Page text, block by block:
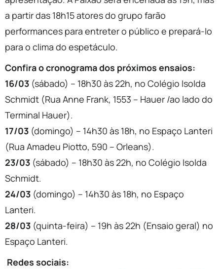
a partir das 18h15 atores do grupo farão
performances para entreter o público e prepará-lo
para o clima do espetáculo.
Confira o cronograma dos próximos ensaios:
16/03 (sábado) – 18h30 às 22h, no Colégio Isolda
Schmidt (Rua Anne Frank, 1553 – Hauer /ao lado do
Terminal Hauer).
17/03 (domingo) – 14h30 às 18h, no Espaço Lanteri
(Rua Amadeu Piotto, 590 – Orleans).
23/03 (sábado) – 18h30 às 22h, no Colégio Isolda
Schmidt.
24/03 (domingo) – 14h30 às 18h, no Espaço
Lanteri.
28/03 (quinta-feira) – 19h às 22h (Ensaio geral) no
Espaço Lanteri.
Redes sociais: